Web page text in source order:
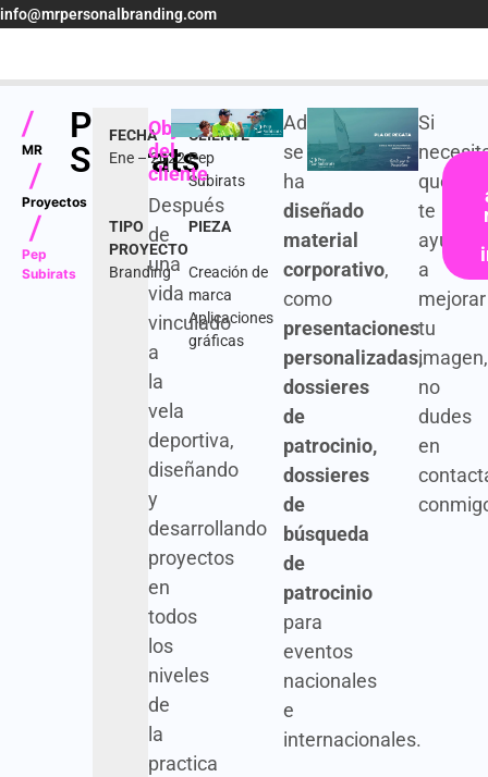
info@mrpersonalbranding.com
|
MR
|
Proyectos
|
Pep
Subirats
Pep
Subirats
FECHA
CLIENTE
Ene – 2022Pep
Subirats
TIPO
PROYECTO
PIEZA
Branding
Creación de
marca
Aplicaciones
gráficas
Objetivo
del
cliente
Después
de
una
vida
vinculado
a
la
vela
deportiva,
diseñando
y
desarrollando
proyectos
en
todos
los
niveles
de
la
practica
Además,
se
ha
diseñado
material
corporativo,
como
presentaciones
personalizadas,
dossieres
de
patrocinio,
dossieres
de
búsqueda
de
patrocinio
para
eventos
nacionales
e
internacionales.
Si
que
te
ayude
a
mejorar
tu
imagen,
no
dudes
en